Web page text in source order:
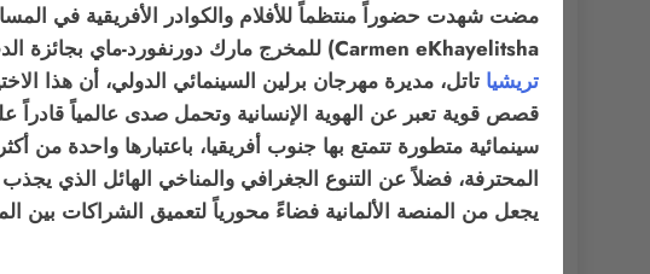
Carmen eKhayelitsha) للمخرج مارك دورنفورد-ماي بجائزة الدب الذهبي عام 2005، كأول منجز سينمائي من جنوب أفريقيا ينال هذه الحظوة الدولية الرفيعة. وأكدت
تريشيا تاتل، مديرة مهرجان برلين السينمائي الدولي، أن هذا
قصص قوية تعبر عن الهوية الإنسانية وتحمل صدى عالمياً قادراً
سينمائية متطورة تتمتع بها جنوب أفريقيا، باعتبارها واحدة من
المحترفة، فضلاً عن التنوع الجغرافي والمناخي الهائل الذي
يجعل من المنصة الألمانية فضاءً محورياً لتعميق الشراكات بين